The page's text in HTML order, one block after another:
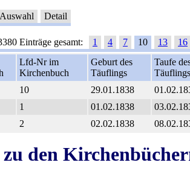
Auswahl Detail
Einträge gesamt: 1 4 7 10 13
16
Lfd-Nr im
Kirchenbuch
Geburt des
Täuflings
Taufe
Täuflings
10 29.01.1838
1 01.02.1838
2 02.02.1838
den